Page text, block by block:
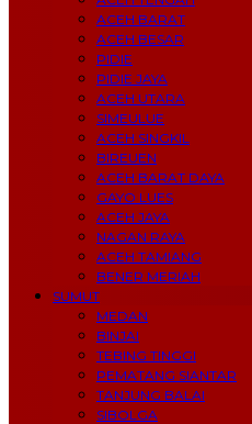
ACEH BARAT
ACEH BESAR
PIDIE
PIDIE JAYA
ACEH UTARA
SIMEULUE
ACEH SINGKIL
BIREUEN
ACEH BARAT DAYA
GAYO LUES
ACEH JAYA
NAGAN RAYA
ACEH TAMIANG
BENER MERIAH
SUMUT
MEDAN
BINJAI
TEBING TINGGI
PEMATANG SIANTAR
TANJUNG BALAI
SIBOLGA